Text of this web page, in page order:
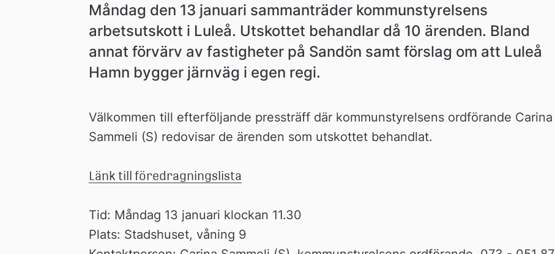
Måndag den 13 januari sammanträder kommunstyrelsens
arbetsutskott i Luleå. Utskottet behandlar då 10 ärenden. Bland
annat förvärv av fastigheter på Sandön samt förslag om att Luleå
Hamn bygger järnväg i egen regi.
Välkommen till efterföljande pressträff där kommunstyrelsens ordförande Carina
Sammeli (S) redovisar de ärenden som utskottet behandlat.
Länk till föredragningslista
Tid: Måndag 13 januari klockan 11.30
Plats: Stadshuset, våning 9